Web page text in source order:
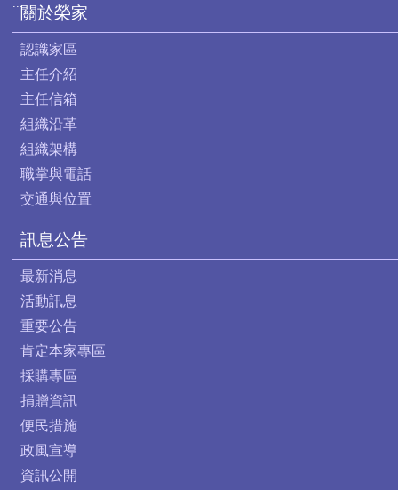
:::關於榮家
認識家區
主任介紹
主任信箱
組織沿革
組織架構
職掌與電話
交通與位置
訊息公告
最新消息
活動訊息
重要公告
肯定本家專區
採購專區
捐贈資訊
便民措施
政風宣導
資訊公開